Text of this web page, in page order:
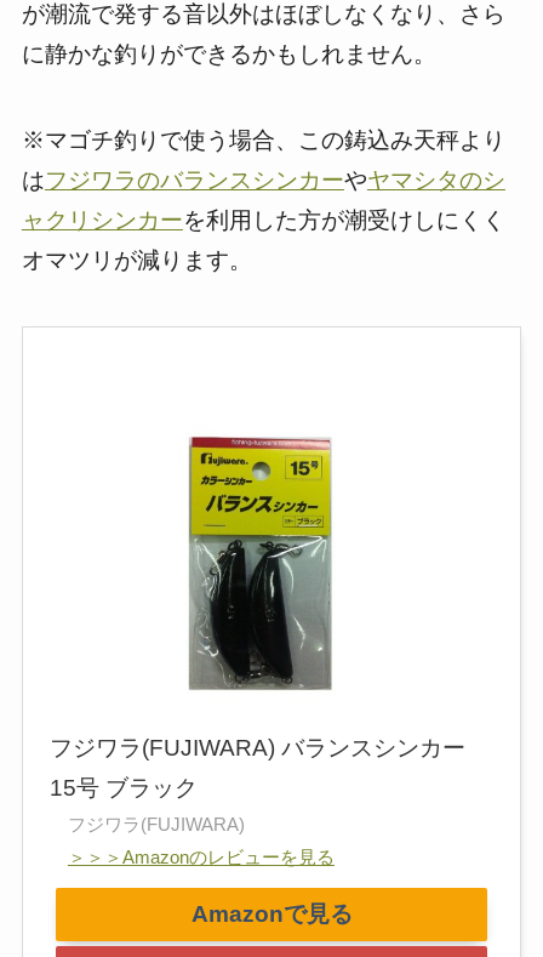
が潮流で発する音以外はほぼしなくなり、さら
に静かな釣りができるかもしれません。
※マゴチ釣りで使う場合、この鋳込み天秤より
はフジワラのバランスシンカーやヤマシタのシ
ャクリシンカーを利用した方が潮受けしにくく
オマツリが減ります。
フジワラ(FUJIWARA) バランスシンカー
15号 ブラック
フジワラ(FUJIWARA)
＞＞＞Amazonのレビューを見る
Amazonで見る